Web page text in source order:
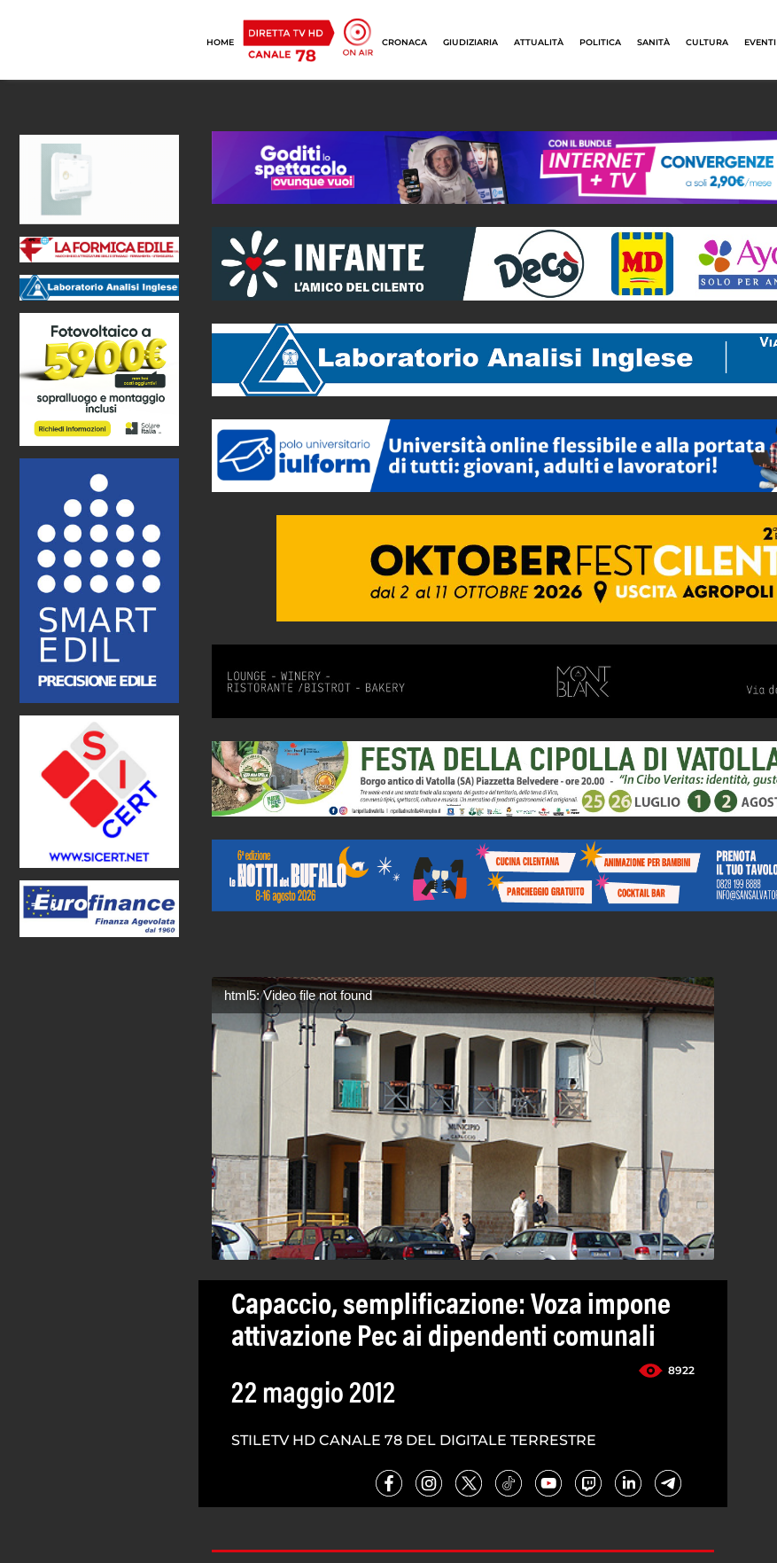
HOME CRONACA GIUDIZIARIA ATTUALITÀ POLITICA SANITÀ CULTURA EVENTI
html5: Video file not found
Capaccio, semplificazione: Voza impone
attivazione Pec ai dipendenti comunali
8922
22 maggio 2012
STILETV HD CANALE 78 DEL DIGITALE TERRESTRE